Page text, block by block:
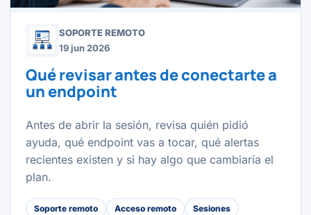
SOPORTE REMOTO
19 jun 2026
Qué revisar antes de conectarte a
un endpoint
Antes de abrir la sesión, revisa quién pidió
ayuda, qué endpoint vas a tocar, qué alertas
recientes existen y si hay algo que cambiaría el
plan.
Soporte remoto Acceso remoto
Sesiones